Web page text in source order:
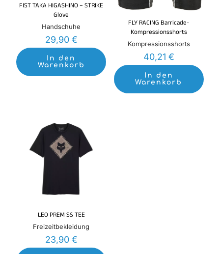
FIST TAKA HIGASHINO – STRIKE
Glove
Handschuhe
29,90 €
In den
Warenkorb
FLY RACING Barricade-
Kompressionsshorts
Kompressionsshorts
40,21 €
In den
Warenkorb
LEO PREM SS TEE
Freizeitbekleidung
23,90 €